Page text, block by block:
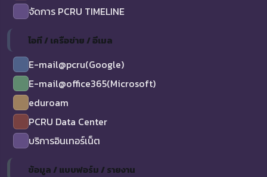
จัดการ PCRU TIMELINE
ไอที / เครือข่าย / อีเมล
E-mail@pcru(Google)
E-mail@office365(Microsoft)
eduroam
PCRU Data Center
บริการอินเทอร์เน็ต
ข้อมูล / แบบฟอร์ม / รายงาน